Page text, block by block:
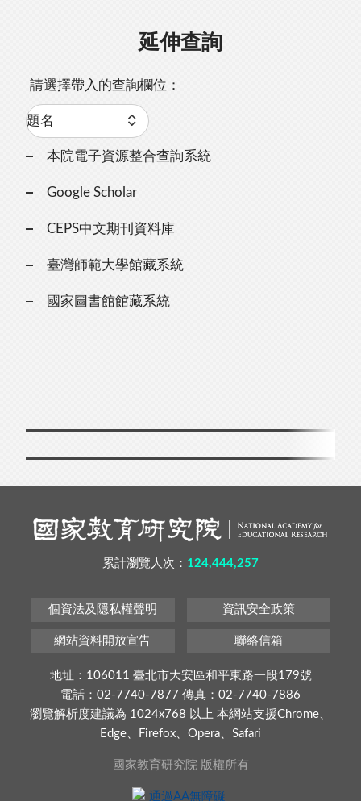
延伸查詢
請選擇帶入的查詢欄位：
本院電子資源整合查詢系統
Google Scholar
CEPS中文期刊資料庫
臺灣師範大學館藏系統
國家圖書館館藏系統
累計瀏覽人次： 124,444,257
個資法及隱私權聲明 資訊安全政策
網站資料開放宣告 聯絡信箱
地址：106011 臺北市大安區和平東路一段179號
電話：02-7740-7877 傳真：02-7740-7886
瀏覽解析度建議為 1024x768 以上 本網站支援Chrome、
Edge、Firefox、Opera、Safari
國家教育研究院 版權所有